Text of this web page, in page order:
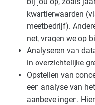
kwartierwaarden
meetbedrijf).
net, vragen we op
Analyseren van
in overzichtelijke
Opstellen van
een analyse van
aanbevelingen.